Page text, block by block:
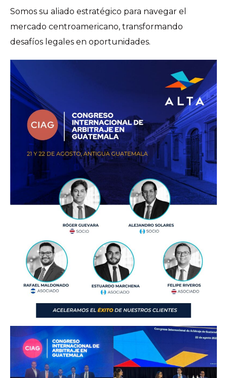
Somos su aliado estratégico para navegar el
mercado centroamericano, transformando
desafíos legales en oportunidades.